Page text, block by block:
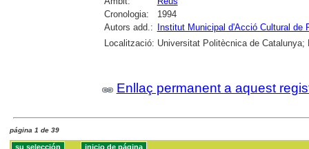
Cronologia:
1994
Autors add.:
Institut Municipal d'Acció Cultural de
Localització: Universitat Politècnica de Catalunya;
Enllaç permanent a aquest
página 1 de 39